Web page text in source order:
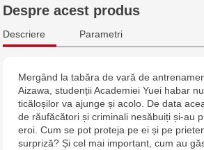
Crafti Botanica - bd. Dacia, 49/14
Crafti Ciocana - str. Alecu Russo,
Crafti Riscani - bd. Moscova, 2
Despre acest produs
Descriere Parametri
Mergând la tabăra de vară de
Aizawa, studenții Academiei Yuei habar
ticăloșilor va ajunge și acolo. De data
de răufăcători și criminali nesăbuiți și-au
eroi. Cum se pot proteja pe ei și pe
surpriză? Și cel mai important, cum au